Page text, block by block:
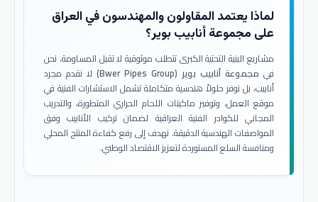
لماذا يعتمد المقاولون والمهندسون في العراق
على مجموعة أنابيب بوير؟
مشاريع البنية التحتية الكبرى تتطلب موثوقية لا تقبل المساومة. نحن
في مجموعة أنابيب بوير (Bwer Pipes Group)
لا نقدم مجرد
أنابيب، بل نوفر حلولاً هندسية متكاملة تشمل الاستشارات الفنية في
موقع العمل، وتوفير ماكينات اللحام الحراري المتطورة، والتدريب
المجاني للكوادر الفنية العراقية لضمان تركيب الأنابيب وفق
المواصفات الهندسية الدقيقة. نهدف إلى رفع كفاءة المنتج المحلي
ومنافسة السلع المستوردة لتعزيز الاقتصاد الوطني.